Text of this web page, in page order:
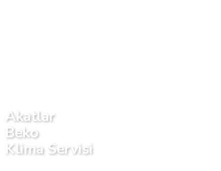
Akatlar
Beko
Klima Servisi